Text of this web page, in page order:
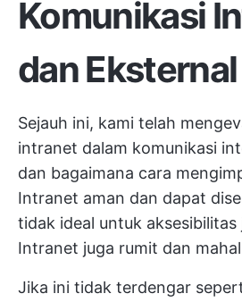
Komunikasi
dan Eksternal
Sejauh ini, kami telah
intranet dalam komunikasi
dan bagaimana cara
Intranet aman dan dapat
tidak ideal untuk aksesibilitas
Intranet juga rumit dan
Jika ini tidak terdengar